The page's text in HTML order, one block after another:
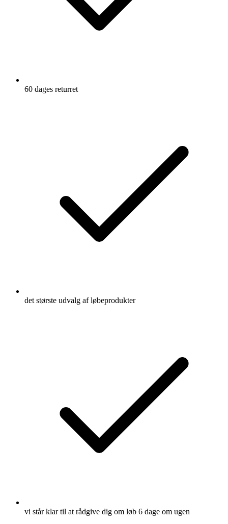
60 dages returret
det største udvalg af løbeprodukter
vi står klar til at rådgive dig om løb 6 dage om ugen